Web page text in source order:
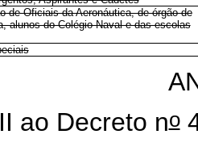
de Oficiais da Aeronáutica, de órgão de
alunos do Colégio Naval e das escolas
ao Decreto no